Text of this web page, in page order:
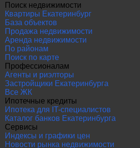
Поиск недвижимости
Квартиры Екатеринбург
База объектов
Продажа недвижимости
Аренда недвижимости
По районам
Поиск по карте
Профессионалам
Агенты и риэлторы
Застройщики Екатеринбурга
Все ЖК
Ипотечные кредиты
Ипотека для IT-специалистов
Каталог банков Екатеринбурга
Сервисы
Индексы и графики цен
Новости рынка недвижимости